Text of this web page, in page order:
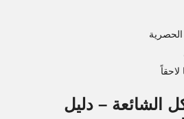
الشائعة – دليل